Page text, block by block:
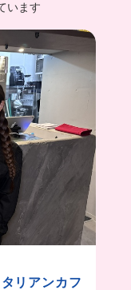
います
リアンカフ